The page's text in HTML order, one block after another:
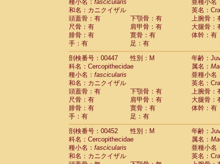
種小名： fascicularis
亜種小名
和名：カニクイザル
英名：
頭蓋骨：有
下顎骨：有
上腕骨：
尺骨：有
肩甲骨：有
大腿骨：
腓骨：有
寛骨：有
体幹：有
手：有
足：有
剖検番号：00447
性別：M
年齢：
科名：Cercopithecidae
属名：
種小名： fascicularis
亜種小名
和名：カニクイザル
英名：
頭蓋骨：有
下顎骨：有
上腕骨：
尺骨：有
肩甲骨：有
大腿骨：
腓骨：有
寛骨：有
体幹：有
手：有
足：有
剖検番号：00452
性別：M
年齢：
科名：Cercopithecidae
属名：
種小名： fascicularis
亜種小名
和名：カニクイザル
英名：